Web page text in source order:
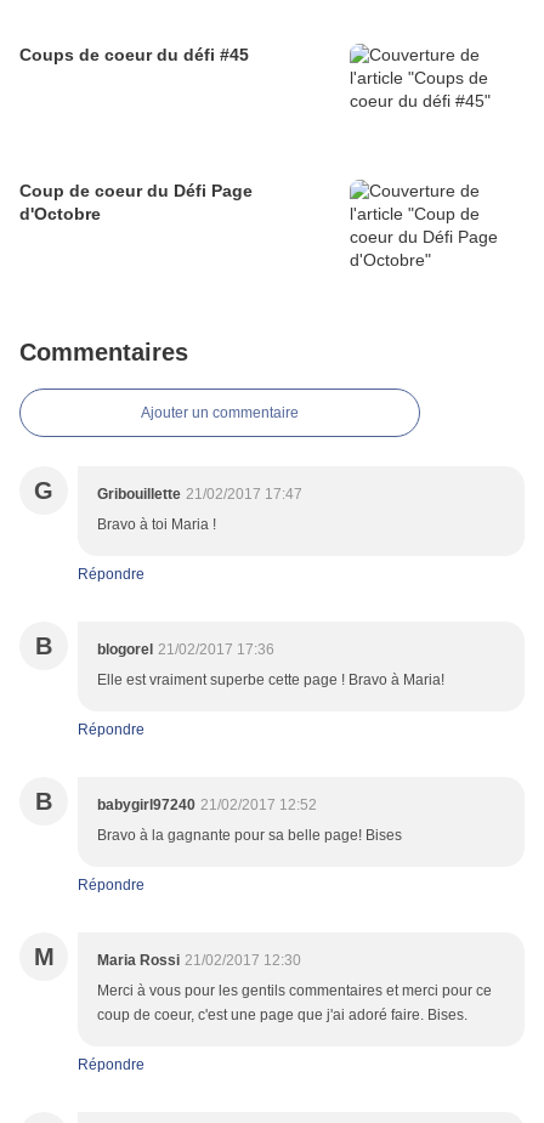
Coups de coeur du défi #45
Coup de coeur du Défi Page
d'Octobre
Commentaires
Ajouter un commentaire
G Gribouillette 21/02/2017 17:47
Bravo à toi Maria !
Répondre
B blogorel 21/02/2017 17:36
Elle est vraiment superbe cette page ! Bravo à Maria!
Répondre
B babygirl97240 21/02/2017 12:52
Bravo à la gagnante pour sa belle page! Bises
Répondre
M Maria Rossi 21/02/2017 12:30
Merci à vous pour les gentils commentaires et merci pour ce
coup de coeur, c'est une page que j'ai adoré faire. Bises.
Répondre